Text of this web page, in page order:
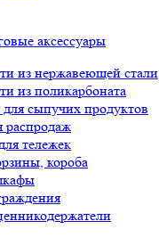
аксессуары
из нержавеющей стали
из поликарбоната
сыпучих продуктов
распродаж
тележек
короба